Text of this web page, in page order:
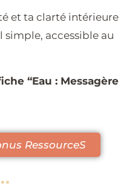
et ta clarté intérieure
accessible au
“Eau : Messagère
RessourceS